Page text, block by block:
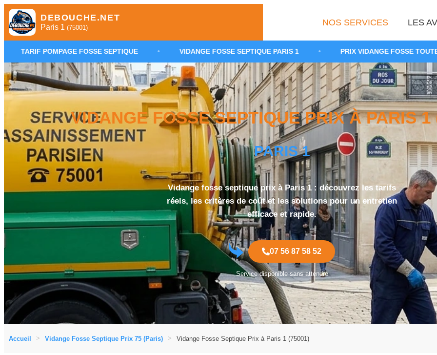
DEBOUCHE.NET
Paris 1 (75001)
NOS SERVICES LES
FOSSE SEPTIQUE • VIDANGE FOSSE SEPTIQUE PARIS 1 • PRIX VIDANGE FOSSE TOUTES EAUX 75001
VIDANGE FOSSE SEPTIQUE PRIX À PARIS 1
PARIS 1
Vidange fosse septique prix à Paris 1 : découvrez les tarifs
réels, les critères de coût et les solutions pour un entretien
efficace et rapide.
07 56 87 58 52
Service disponible sans attendre
Accueil Vidange Fosse Septique Prix 75 (Paris) Vidange Fosse Septique Prix à Paris 1 (75001)